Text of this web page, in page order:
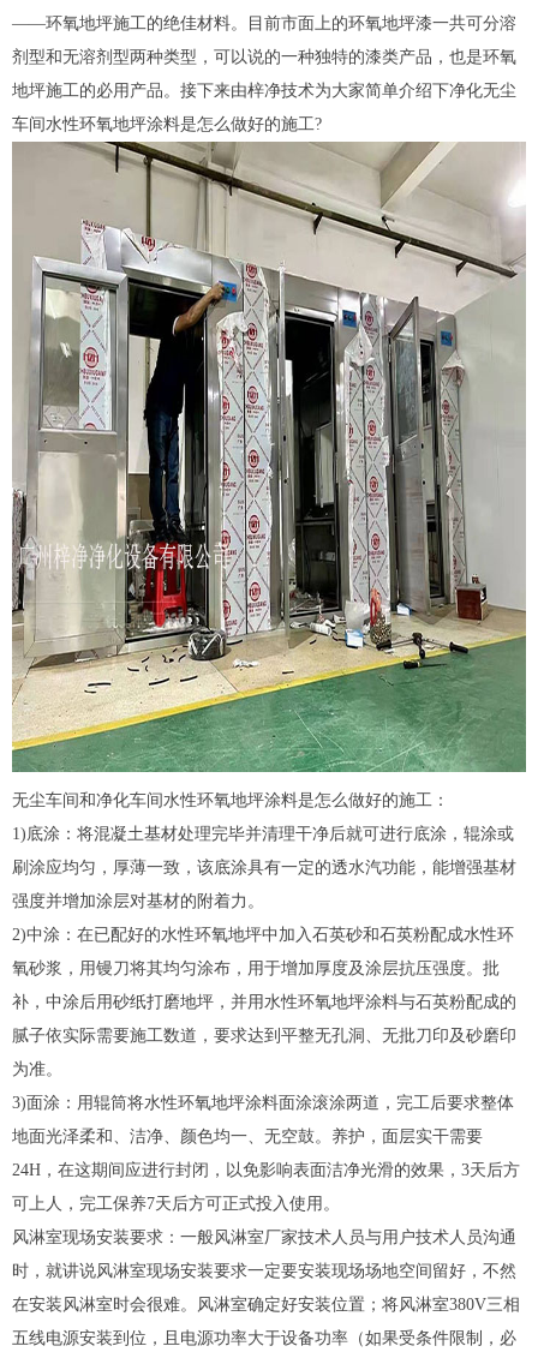
——环氧地坪施工的绝佳材料。目前市面上的环氧地坪漆一共可分溶
剂型和无溶剂型两种类型，可以说的一种独特的漆类产品，也是环氧
地坪施工的必用产品。接下来由梓净技术为大家简单介绍下净化无尘
车间水性环氧地坪涂料是怎么做好的施工?
无尘车间和净化车间水性环氧地坪涂料是怎么做好的施工：
1)底涂：将混凝土基材处理完毕并清理干净后就可进行底涂，辊涂或
刷涂应均匀，厚薄一致，该底涂具有一定的透水汽功能，能增强基材
强度并增加涂层对基材的附着力。
2)中涂：在已配好的水性环氧地坪中加入石英砂和石英粉配成水性环
氧砂浆，用镘刀将其均匀涂布，用于增加厚度及涂层抗压强度。批
补，中涂后用砂纸打磨地坪，并用水性环氧地坪涂料与石英粉配成的
腻子依实际需要施工数道，要求达到平整无孔洞、无批刀印及砂磨印
为准。
3)面涂：用辊筒将水性环氧地坪涂料面涂滚涂两道，完工后要求整体
地面光泽柔和、洁净、颜色均一、无空鼓。养护，面层实干需要
24H，在这期间应进行封闭，以免影响表面洁净光滑的效果，3天后方
可上人，完工保养7天后方可正式投入使用。
风淋室现场安装要求：一般风淋室厂家技术人员与用户技术人员沟通
时，就讲说风淋室现场安装要求一定要安装现场场地空间留好，不然
在安装风淋室时会很难。风淋室确定好安装位置；将风淋室380V三相
五线电源安装到位，且电源功率大于设备功率（如果受条件限制，必